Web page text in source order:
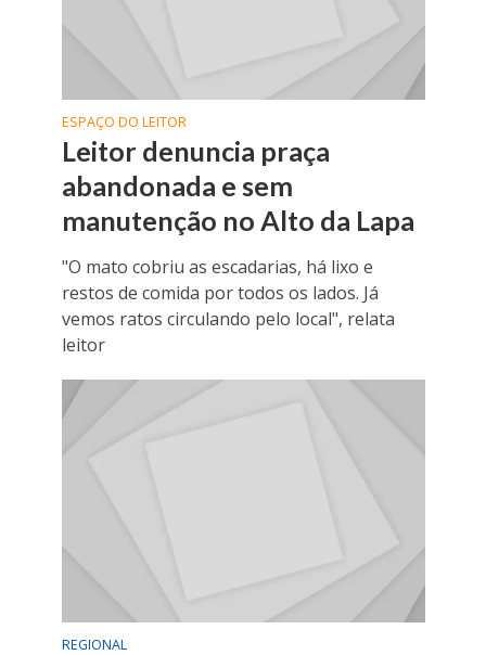
ESPAÇO DO LEITOR
Leitor denuncia praça
abandonada e sem
manutenção no Alto da Lapa
"O mato cobriu as escadarias, há lixo e
restos de comida por todos os lados. Já
vemos ratos circulando pelo local", relata
leitor
REGIONAL